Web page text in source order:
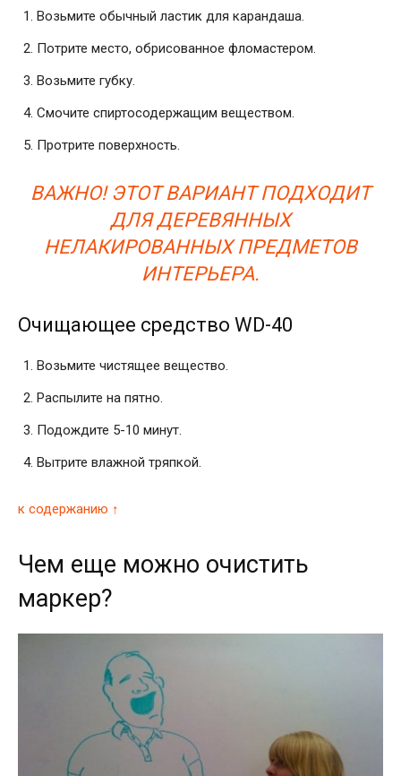
Возьмите обычный ластик для карандаша.
Потрите место, обрисованное фломастером.
Возьмите губку.
Смочите спиртосодержащим веществом.
Протрите поверхность.
ВАЖНО! ЭТОТ ВАРИАНТ ПОДХОДИТ
ДЛЯ ДЕРЕВЯННЫХ
НЕЛАКИРОВАННЫХ ПРЕДМЕТОВ
ИНТЕРЬЕРА.
Очищающее средство WD-40
Возьмите чистящее вещество.
Распылите на пятно.
Подождите 5-10 минут.
Вытрите влажной тряпкой.
к содержанию ↑
Чем еще можно очистить
маркер?